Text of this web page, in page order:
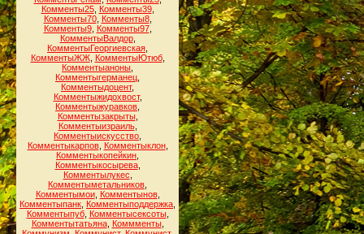
Комменты25, Комменты39,
Комменты70, Комменты8,
Комменты9, Комменты97,
КомментыВалдор,
КомментыГеоргиевская
КомментыЖЖ, КомментыЮтюб,
Комментыаноны
Комментыгерманец
Комментыдоцент,
Комментыжидохвост,
Комментыжуравков
Комментызакрыты,
Комментыизраиль,
Комментыискусство
Комментыкарпов, Комментыклон,
Комментыкопейкин
Комментыкосырева,
Комментылукес
Комментыметальников
Комментымои, Комментынов,
Комментыпанк Комментыподдержка
Комментыпуб, Комментысексоты,
Комментытатьяна, Коммменты,